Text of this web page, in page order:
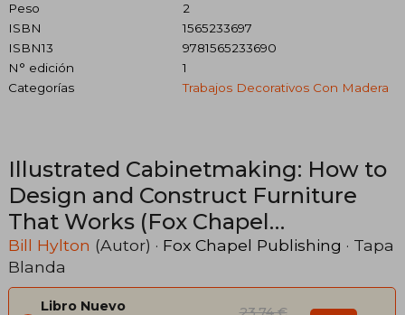
Peso
2
ISBN
1565233697
ISBN13
9781565233690
N° edición
1
Categorías
Trabajos Decorativos Con Madera
Illustrated Cabinetmaking: How to
Design and Construct Furniture
That Works (Fox Chapel
Publishing) Over 1300 Drawings &
Diagrams for Drawers, Tables,
Beds, Bookcases, Cabinets, Joints &
Bill Hylton (Autor) · Fox Chapel Publishing · Tapa
Blanda
Libro Nuevo